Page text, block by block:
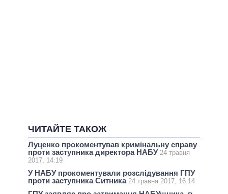
ЧИТАЙТЕ ТАКОЖ
Луценко прокоментував кримінальну справу
проти заступника директора НАБУ 24 травня
2017, 14:19
У НАБУ прокоментували розслідування ГПУ
проти заступника Ситника 24 травня 2017, 16:14